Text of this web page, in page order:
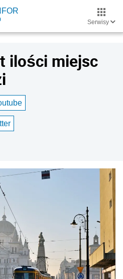
Serwisy
ilości miejsc